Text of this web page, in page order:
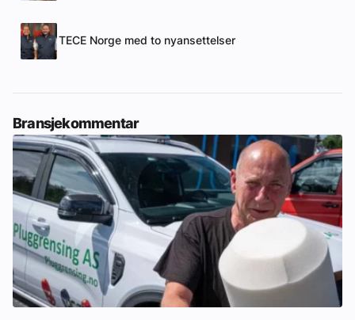
TECE Norge med to nyansettelser
Bransjekommentar